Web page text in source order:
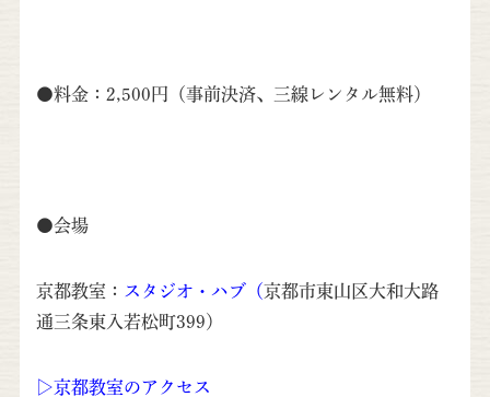
●料金：2,500円（事前決済、三線レンタル無料）
●会場
京都教室： スタジオ・ハブ（京都市東山区大和大路
通三条東入若松町399）
▷京都教室のアクセス